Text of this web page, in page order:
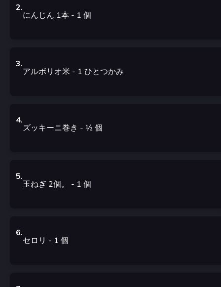
2.
にんじん 1本 - 1 個
3.
アルボリオ米 - 1 ひとつかみ
4.
ズッキーニ巻き - ½個
5.
玉ねぎ 2個。 - 1 個
6.
セロリ - 1 個